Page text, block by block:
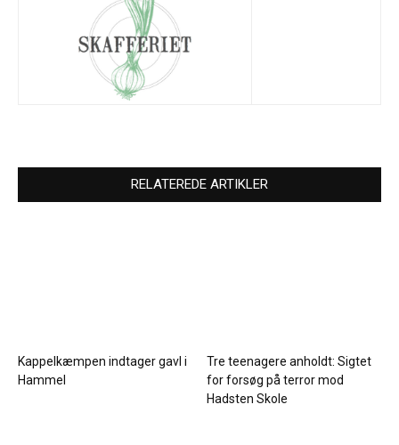
RELATEREDE ARTIKLER
Kappelkæmpen indtager gavl i
Hammel
Tre teenagere anholdt: Sigtet
for forsøg på terror mod
Hadsten Skole